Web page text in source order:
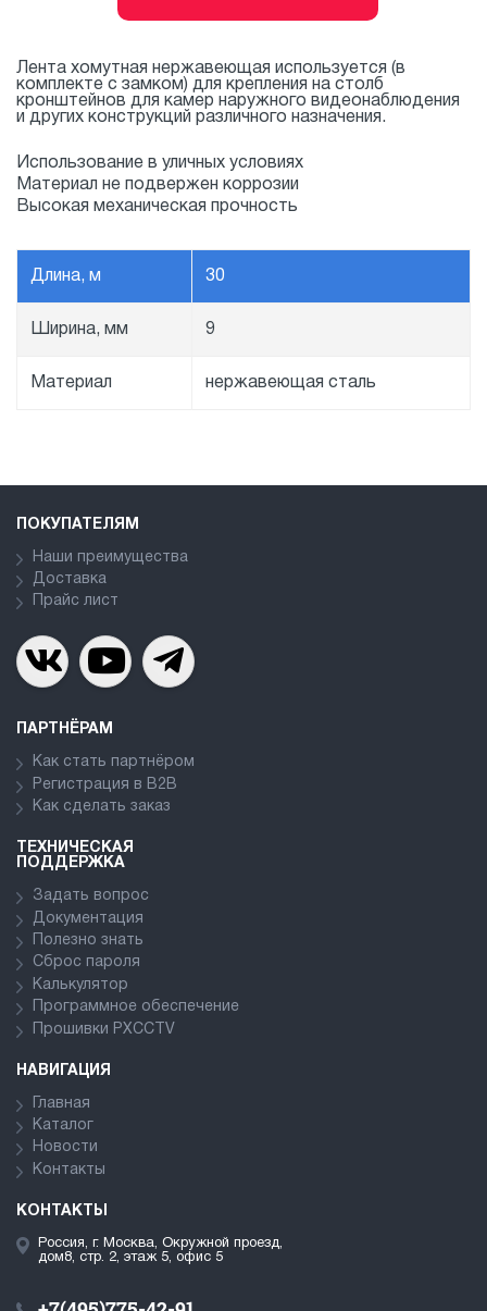
Лента хомутная нержавеющая используется (в
комплекте с замком) для крепления на столб
кронштейнов для камер наружного видеонаблюдения
и других конструкций различного назначения.
Использование в уличных условиях
Материал не подвержен коррозии
Высокая механическая прочность
Длина, м 30
Ширина, мм 9
Материал нержавеющая сталь
ПОКУПАТЕЛЯМ
Наши преимущества
Доставка
Прайс лист
ПАРТНЁРАМ
Как стать партнёром
Регистрация в В2В
Как сделать заказ
ТЕХНИЧЕСКАЯ
ПОДДЕРЖКА
Задать вопрос
Документация
Полезно знать
Сброс пароля
Калькулятор
Программное обеспечение
Прошивки PXCCTV
НАВИГАЦИЯ
Главная
Каталог
Новости
Контакты
КОНТАКТЫ
Россия, г. Москва, Окружной проезд,
дом8, стр. 2, этаж 5, офис 5